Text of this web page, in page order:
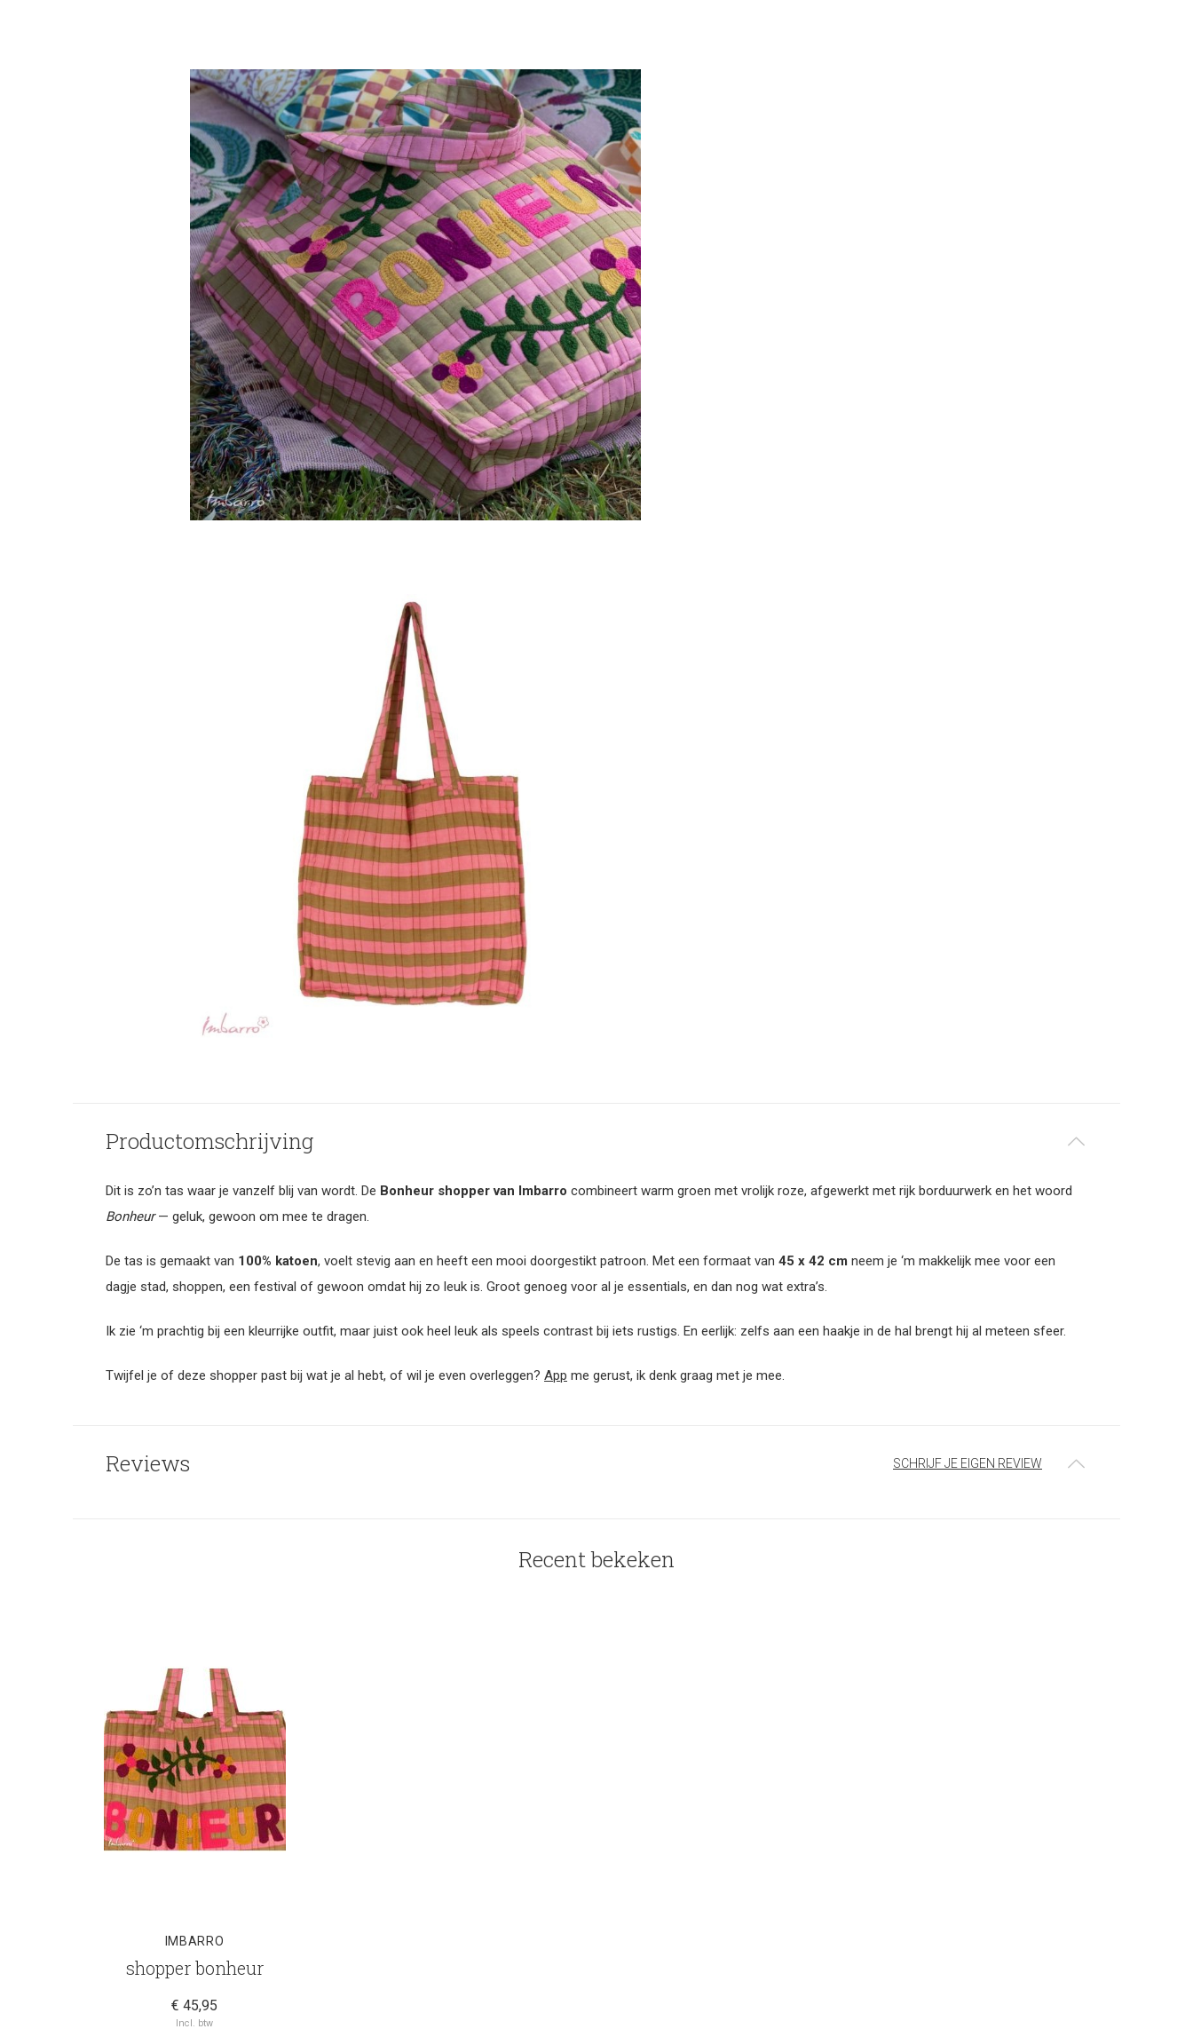
Productomschrijving
Dit is zo’n tas waar je vanzelf blij van wordt. De Bonheur shopper van Imbarro combineert warm groen met vrolijk roze, afgewerkt met rijk borduurwerk en het woord
Bonheur— geluk, gewoon om mee te dragen.
De tas is gemaakt van 100% katoen, voelt stevig aan en heeft een mooi doorgestikt patroon. Met een formaat van 45 x 42 cm neem je ‘m makkelijk mee voor een
dagje stad, shoppen, een festival of gewoon omdat hij zo leuk is. Groot genoeg voor al je essentials, en dan nog wat extra’s.
Ik zie ‘m prachtig bij een kleurrijke outfit, maar juist ook heel leuk als speels contrast bij iets rustigs. En eerlijk: zelfs aan een haakje in de hal brengt hij al meteen sfeer.
Twijfel je of deze shopper past bij wat je al hebt, of wil je even overleggen? App me gerust, ik denk graag met je mee.
Reviews SCHRIJF JE EIGEN REVIEW
Recent bekeken
IMBARRO
shopper bonheur
€ 45,95
Incl. btw